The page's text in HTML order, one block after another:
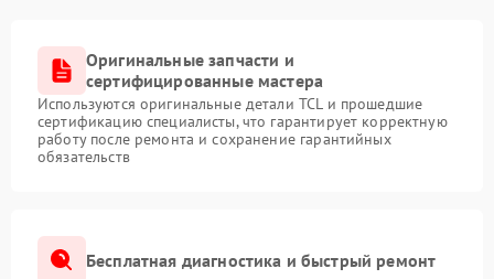
Оригинальные запчасти и
сертифицированные мастера
Используются оригинальные детали TCL и прошедшие
сертификацию специалисты, что гарантирует корректную
работу после ремонта и сохранение гарантийных
обязательств
Бесплатная диагностика и быстрый ремонт